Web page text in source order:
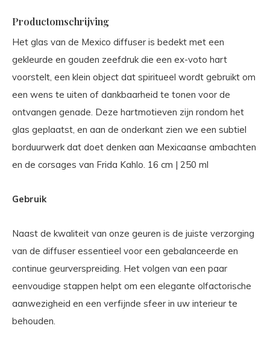
Productomschrijving
Het glas van de Mexico diffuser is bedekt met een
gekleurde en gouden zeefdruk die een ex-voto hart
voorstelt, een klein object dat spiritueel wordt gebruikt om
een wens te uiten of dankbaarheid te tonen voor de
ontvangen genade. Deze hartmotieven zijn rondom het
glas geplaatst, en aan de onderkant zien we een subtiel
borduurwerk dat doet denken aan Mexicaanse ambachten
en de corsages van Frida Kahlo. 16 cm | 250 ml
Gebruik
Naast de kwaliteit van onze geuren is de juiste verzorging
van de diffuser essentieel voor een gebalanceerde en
continue geurverspreiding. Het volgen van een paar
eenvoudige stappen helpt om een elegante olfactorische
aanwezigheid en een verfijnde sfeer in uw interieur te
behouden.